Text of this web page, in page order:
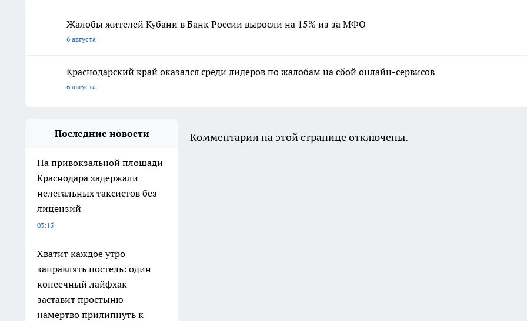
Жалобы жителей Кубани в Банк России выросли на 15% из за МФО
6 августа
Краснодарский край оказался среди лидеров по жалобам на сбой онлайн-сервисов
6 августа
Последние новости
На привокзальной площади
Краснодара задержали
нелегальных таксистов без
лицензий
03:15
Хватит каждое утро
заправлять постель: один
копеечный лайфхак
заставит простыню
намертво прилипнуть к
Комментарии на этой странице отключены.